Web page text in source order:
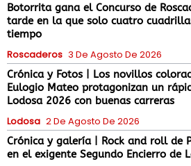
Botorrita gana el Concurso de
tarde en la que solo cuatro
tiempo
Roscaderos 3 De Agosto De 2026
Crónica y Fotos | Los novillos
Eulogio Mateo protagonizan un
Lodosa 2026 con buenas carreras
Lodosa 2 De Agosto De 2026
Crónica y galería | Rock and roll de
en el exigente Segundo Encierro de